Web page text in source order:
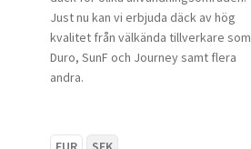
Just nu kan vi erbjuda däck av hög
kvalitet från välkända tillverkare som
Duro, SunF och Journey samt flera
andra.